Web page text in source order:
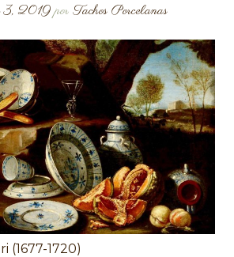
3, 2019por Tachos Porcelanas
(1677-1720)